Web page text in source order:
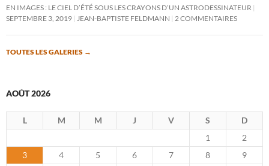
EN IMAGES : LE CIEL D’ÉTÉ SOUS LES CRAYONS D’UN ASTRODESSINATEUR
SEPTEMBRE 3, 2019
JEAN-BAPTISTE FELDMANN 2 COMMENTAIRES
TOUTES LES GALERIES →
AOÛT 2026
L M M J V S
D
1
2
3
4 5 6 7 8
9